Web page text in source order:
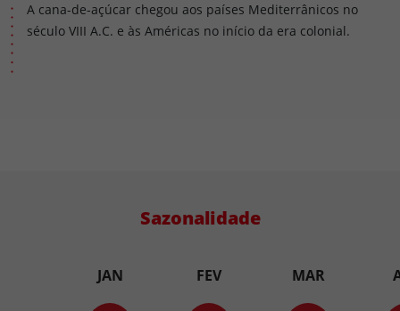
A cana-de-açúcar chegou aos países Mediterrânicos no
século VIII A.C. e às Américas no início da era colonial.
Sazonalidade
JAN FEV MAR